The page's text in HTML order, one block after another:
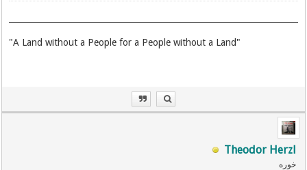
"A Land without a People for a People without a Land"
Theodor Herzl
خوره